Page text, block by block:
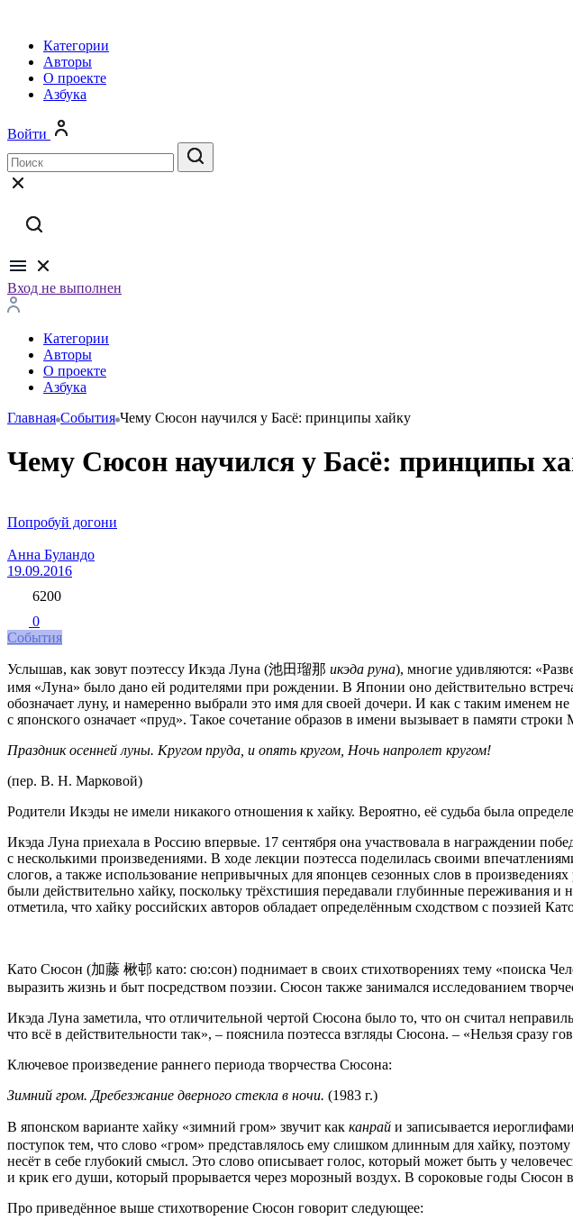
Категории
Авторы
О проекте
Азбука
Войти
Вход не выполнен
Категории
Авторы
О проекте
Азбука
Главная События Чему Сюсон научился у Басё: принципы хайку
Чему Сюсон научился у Басё: принципы
Попробуй догони
Анна Буландо
19.09.2016
6200
0
События
Услышав, как зовут поэтессу Икэда Луна (池田瑠那 икэда руна), многие удивляются:
имя «Луна» было дано ей родителями при рождении. В Японии оно действительно
обозначает луну, и намеренно выбрали это имя для своей дочери. И как с таким именем
с японского означает «пруд». Такое сочетание образов в имени вызывает в памяти строки
Праздник осенней луны. Кругом пруда, и опять кругом, Ночь напролет кругом!
(пер. В. Н. Марковой)
Родители Икэды не имели никакого отношения к хайку. Вероятно, её судьба была
Икэда Луна приехала в Россию впервые. 17 сентября она участвовала в награждении
с несколькими произведениями. В ходе лекции поэтесса поделилась своими
слогов, а также использование непривычных для японцев сезонных слов в
были действительно хайку, поскольку трёхстишия передавали глубинные переживания
отметила, что хайку российских авторов обладает определённым сходством с поэзией
Като Сюсон (加藤 楸邨 като: сю:сон) поднимает в своих стихотворениях тему «поиска
выразить жизнь и быт посредством поэзии. Сюсон также занимался исследованием
Икэда Луна заметила, что отличительной чертой Сюсона было то, что он считал
что всё в действительности так», – пояснила поэтесса взгляды Сюсона. – «Нельзя сразу
Ключевое произведение раннего периода творчества Сюсона:
Зимний гром. Дребезжание дверного стекла в ночи. (1983 г.)
В японском варианте хайку «зимний гром» звучит как канрай и записывается
поступок тем, что слово «гром» представлялось ему слишком длинным для хайку,
несёт в себе глубокий смысл. Это слово описывает голос, который может быть у
и крик его души, который прорывается через морозный воздух. В сороковые годы Сюсон
Про приведённое выше стихотворение Сюсон говорит следующее: